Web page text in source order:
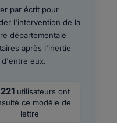
par écrit pour
l'intervention de la
départementale
après l'inertie
eux.
utilisateurs ont
ce modèle de
lettre